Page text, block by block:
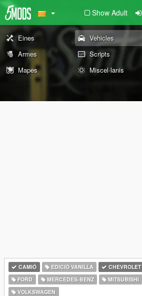
Show Adult
Eines Vehicles
Armes
Scripts
Mapes
Miscel·lanis
CAMIÓ EDICIÓ VANILLA CHEVROLET
FORD
MERCEDES-BENZ MITSUBISHI
VOLKSWAGEN